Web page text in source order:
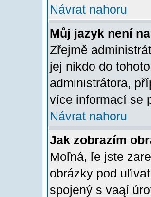
Návrat nahoru
Můj jazyk není
Zřejmě
jej nikdo do
administrátora,
více informací se
Návrat nahoru
Jak zobrazím
Moľná, ľe jste
obrázky pod
spojený s vaąí